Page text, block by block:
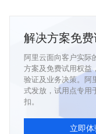
解决方案免
阿里云面向客户实际
方案及免费试用权益
验证及业务决策。阿
式发放，试用点专用
扣。
立即